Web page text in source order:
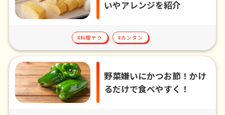
いやアレンジを紹介
#料理テク #カンタン
野菜嫌いにかつお節！かけ
るだけで食べやすく！